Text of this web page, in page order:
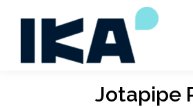
Jotapipe